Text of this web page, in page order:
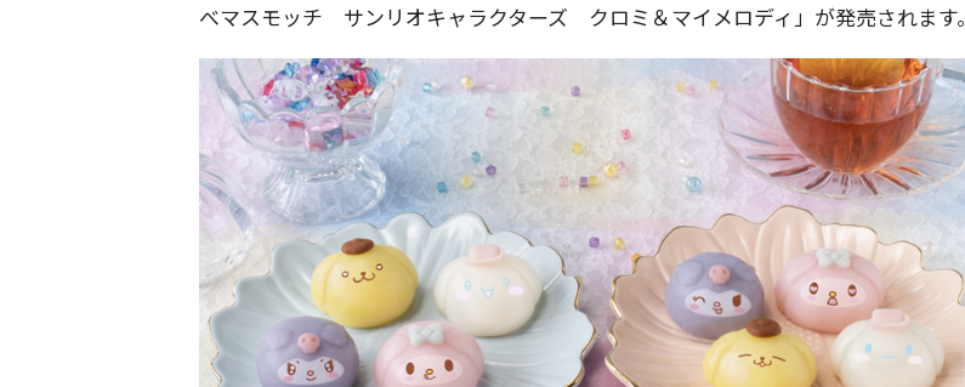
べマスモッチ サンリオキャラクターズ クロミ＆マイメロディ」が発売されます。